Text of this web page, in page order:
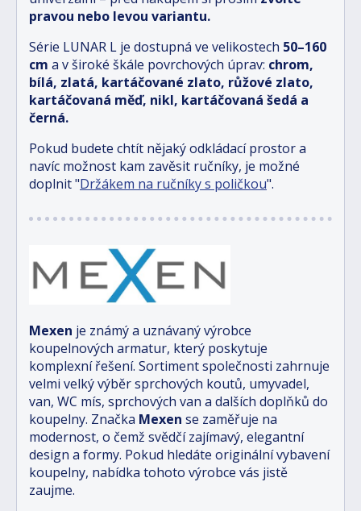
pravou nebo levou variantu.
Série LUNAR L je dostupná ve velikostech 50–160
cm a v široké škále povrchových úprav: chrom,
bílá, zlatá, kartáčované zlato, růžové zlato,
kartáčovaná měď, nikl, kartáčovaná šedá a
černá.
Pokud budete chtít nějaký odkládací prostor a
navíc možnost kam zavěsit ručníky, je možné
doplnit "Držákem na ručníky s poličkou".
Mexen je známý a uznávaný výrobce
koupelnových armatur, který poskytuje
komplexní řešení. Sortiment společnosti zahrnuje
velmi velký výběr sprchových koutů, umyvadel,
van, WC mís, sprchových van a dalších doplňků do
koupelny. Značka Mexen se zaměřuje na
modernost, o čemž svědčí zajímavý, elegantní
design a formy. Pokud hledáte originální vybavení
koupelny, nabídka tohoto výrobce vás jistě
zaujme.